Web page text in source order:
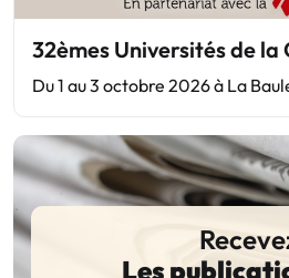
32èmes Universités de la
Du 1 au 3 octobre 2026 à La
Les